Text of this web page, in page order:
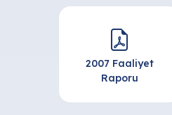
2007 Faaliyet
Raporu